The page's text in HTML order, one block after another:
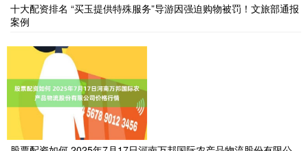
十大配资排名 “买玉提供特殊服务”导游因强迫购物被罚！文旅部通报
案例